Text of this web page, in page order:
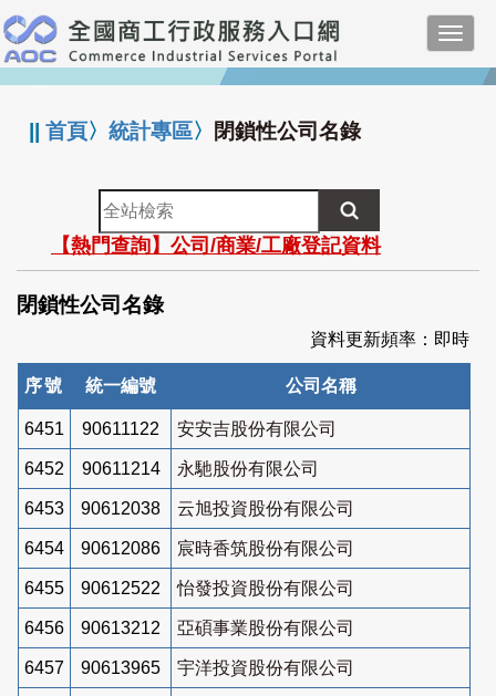
跳
到
主
要
:::
||首頁〉統計專區〉 閉鎖性公司名錄
全
站
檢
索
【熱門查詢】公司/商業/工廠登記資料
閉鎖性公司名錄
資料更新頻率：即時
序號 統一編號 公司名稱
6451 90611122 安安吉股份有限公司
6452 90611214 永馳股份有限公司
6453 90612038 云旭投資股份有限公司
6454 90612086 宸時香筑股份有限公司
6455 90612522 怡發投資股份有限公司
6456 90613212 亞碩事業股份有限公司
6457 90613965 宇洋投資股份有限公司